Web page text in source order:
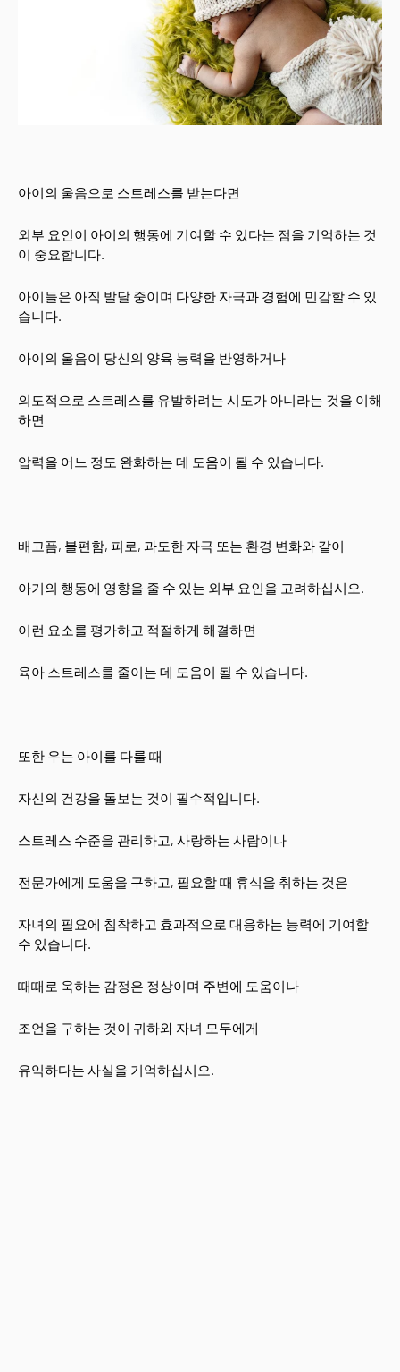
아이의 울음으로 스트레스를 받는다면
외부 요인이 아이의 행동에 기여할 수 있다는 점을 기억하는 것
이 중요합니다.
아이들은 아직 발달 중이며 다양한 자극과 경험에 민감할 수 있
습니다.
아이의 울음이 당신의 양육 능력을 반영하거나
의도적으로 스트레스를 유발하려는 시도가 아니라는 것을 이해
하면
압력을 어느 정도 완화하는 데 도움이 될 수 있습니다.
배고픔, 불편함, 피로, 과도한 자극 또는 환경 변화와 같이
아기의 행동에 영향을 줄 수 있는 외부 요인을 고려하십시오.
이런 요소를 평가하고 적절하게 해결하면
육아 스트레스를 줄이는 데 도움이 될 수 있습니다.
또한 우는 아이를 다룰 때
자신의 건강을 돌보는 것이 필수적입니다.
스트레스 수준을 관리하고, 사랑하는 사람이나
전문가에게 도움을 구하고, 필요할 때 휴식을 취하는 것은
자녀의 필요에 침착하고 효과적으로 대응하는 능력에 기여할
수 있습니다.
때때로 욱하는 감정은 정상이며 주변에 도움이나
조언을 구하는 것이 귀하와 자녀 모두에게
유익하다는 사실을 기억하십시오.